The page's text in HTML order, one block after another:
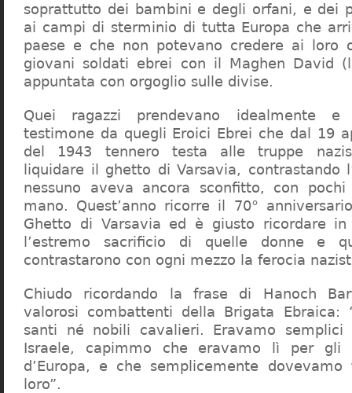
soprattutto dei bambini e degli orfani, e dei
ai campi di sterminio di tutta Europa che
paese e che non potevano credere ai loro
giovani soldati ebrei con il Maghen David
appuntata con orgoglio sulle divise.
Quei ragazzi prendevano idealmente e
testimone da quegli Eroici Ebrei che dal 19
del 1943 tennero testa alle truppe
liquidare il ghetto di Varsavia, contrastando
nessuno aveva ancora sconfitto, con
mano. Quest’anno ricorre il 70°
Ghetto di Varsavia ed è giusto ricordare in
l’estremo sacrificio di quelle donne e
contrastarono con ogni mezzo la ferocia
Chiudo ricordando la frase di Hanoch
valorosi combattenti della Brigata Ebraica:
santi né nobili cavalieri. Eravamo semplici
Israele, capimmo che eravamo lì per gli
d’Europa, e che semplicemente
loro”.